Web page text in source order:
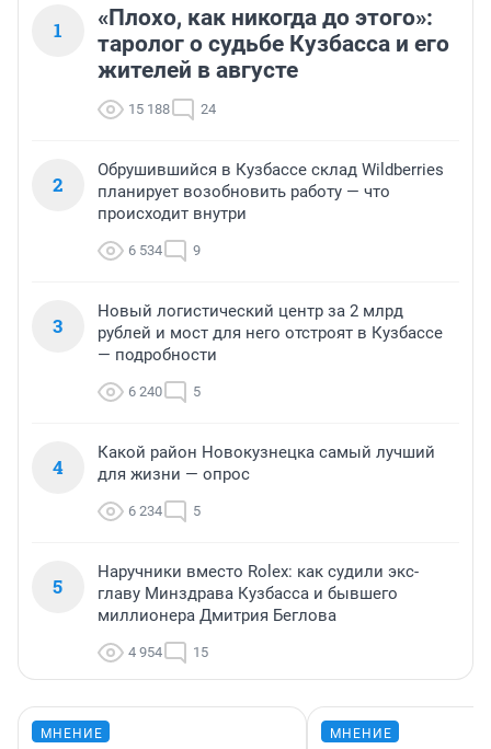
1
«Плохо, как никогда до этого»:
таролог о судьбе Кузбасса и его
жителей в августе
15 188 24
2
Обрушившийся в Кузбассе склад Wildberries
планирует возобновить работу — что
происходит внутри
6 534 9
3
Новый логистический центр за 2 млрд
рублей и мост для него отстроят в Кузбассе
— подробности
6 240 5
4
Какой район Новокузнецка самый лучший
для жизни — опрос
6 234 5
5
Наручники вместо Rolex: как судили экс-
главу Минздрава Кузбасса и бывшего
миллионера Дмитрия Беглова
4 954 15
МНЕНИЕ МНЕНИЕ